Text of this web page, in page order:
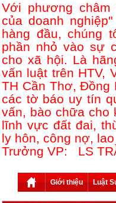
Với phương
của doanh
hàng đầu, chúng
phần nhỏ vào sự
cho xã hội. Là
vấn luật trên HTV,
TH Cần Thơ, Đồng
các tờ báo uy tín
vấn, bào chữa cho
lĩnh vực đất đai,
ly hôn, công nợ,
Trưởng VP: LS
Giới thiệu Luật